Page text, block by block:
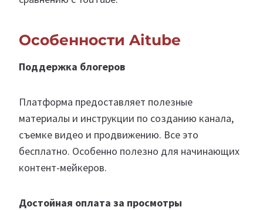
Особенности Aitube
Поддержка блогеров
Платформа предоставляет полезные
материалы и инструкции по созданию канала,
съемке видео и продвижению. Все это
бесплатно. Особенно полезно для начинающих
контент-мейкеров.
Достойная оплата за просмотры